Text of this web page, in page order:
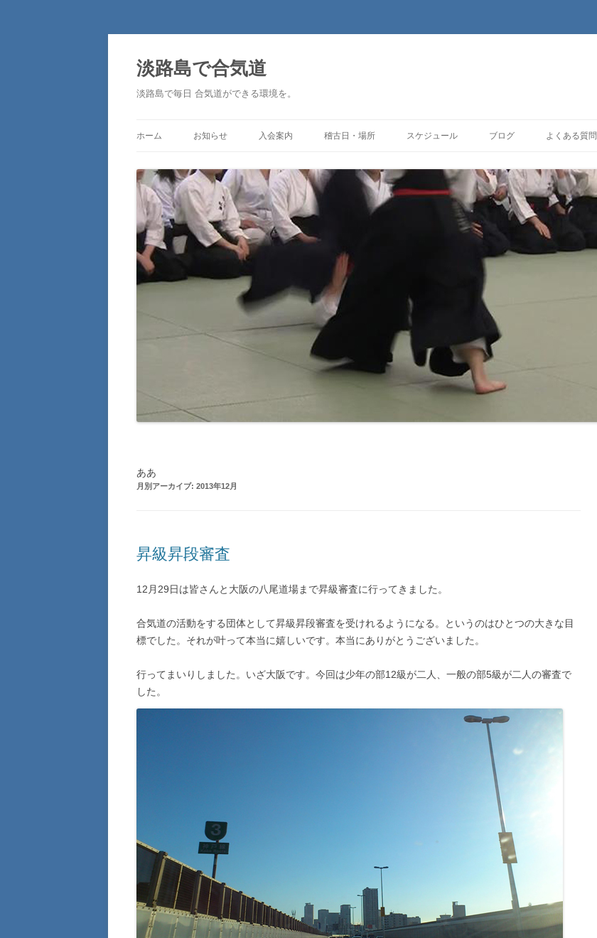
淡路島で合気道
淡路島で毎日 合気道ができる環境を。
ホーム お知らせ 入会案内 稽古日・場所 スケジュール ブログ よくある質問
ああ
月別アーカイブ: 2013年12月
昇級昇段審査
12月29日は皆さんと大阪の八尾道場まで昇級審査に行ってきました。
合気道の活動をする団体として昇級昇段審査を受けれるようになる。というのはひとつの大きな目
標でした。それが叶って本当に嬉しいです。本当にありがとうございました。
行ってまいりしました。いざ大阪です。今回は少年の部12級が二人、一般の部5級が二人の審査で
した。